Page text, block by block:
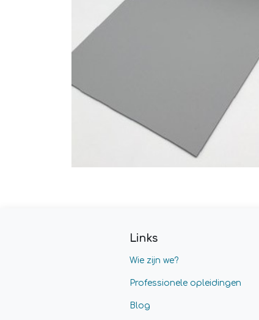
Links
Wie zijn we?
Professionele opleidingen
Blog